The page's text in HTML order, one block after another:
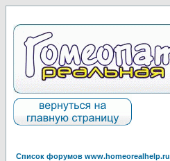
Список форумов www.homeorealhelp.ru